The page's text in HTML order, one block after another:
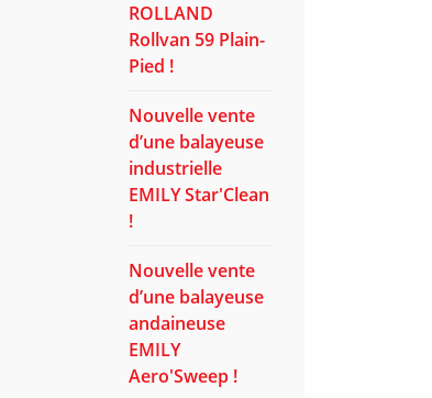
ROLLAND
Rollvan 59 Plain-
Pied !
Nouvelle vente
d’une balayeuse
industrielle
EMILY Star'Clean
!
Nouvelle vente
d’une balayeuse
andaineuse
EMILY
Aero'Sweep !